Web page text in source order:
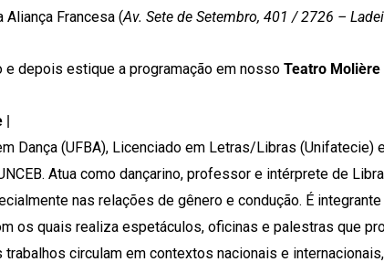
Aliança Francesa (Av. Sete de Setembro, 401 / 2726 –
e depois estique a programação em nosso Teatro Molière
|
Dança (UFBA), Licenciado em Letras/Libras (Unifatecie)
Atua como dançarino, professor e intérprete de
nas relações de gênero e condução. É
os quais realiza espetáculos, oficinas e palestras que
trabalhos circulam em contextos nacionais e